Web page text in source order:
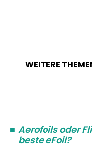
WEITERE
■ Aerofoils oder
beste eFoil?